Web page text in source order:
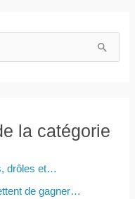
la catégorie
drôles et…
de gagner…